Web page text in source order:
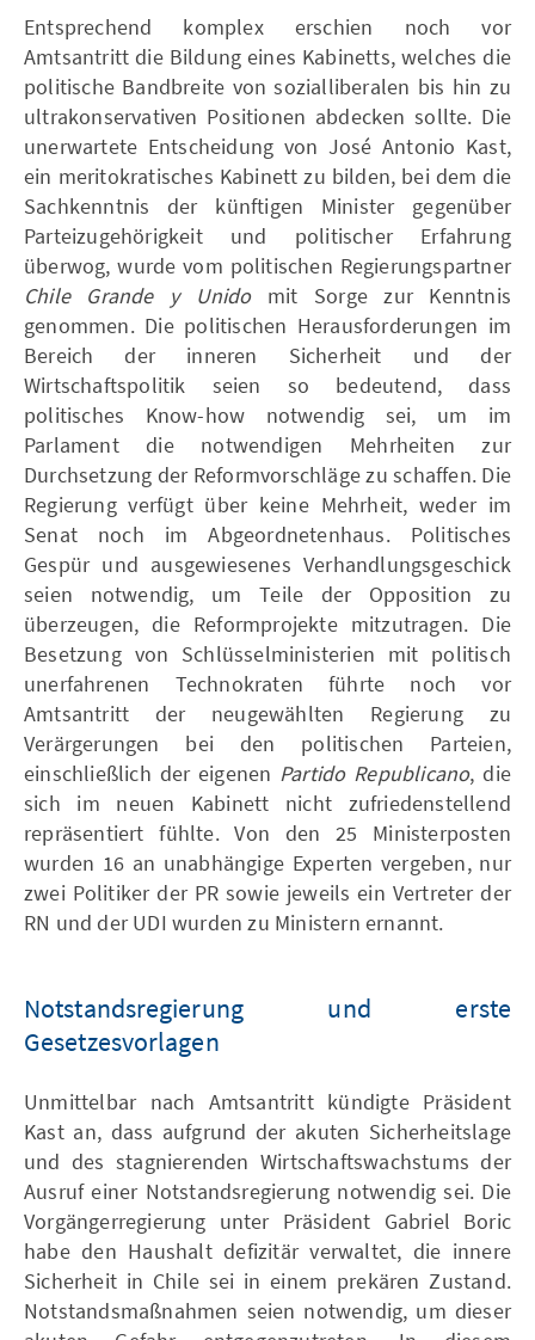
Entsprechend komplex erschien noch vor
Amtsantritt die Bildung eines Kabinetts, welches die
politische Bandbreite von sozialliberalen bis hin zu
ultrakonservativen Positionen abdecken sollte. Die
unerwartete Entscheidung von José Antonio Kast,
ein meritokratisches Kabinett zu bilden, bei dem die
Sachkenntnis der künftigen Minister gegenüber
Parteizugehörigkeit und politischer Erfahrung
überwog, wurde vom politischen Regierungspartner
Chile Grande y Unidomit Sorge zur Kenntnis
genommen. Die politischen Herausforderungen im
Bereich der inneren Sicherheit und der
Wirtschaftspolitik seien so bedeutend, dass
politisches Know-how notwendig sei, um im
Parlament die notwendigen Mehrheiten zur
Durchsetzung der Reformvorschläge zu schaffen. Die
Regierung verfügt über keine Mehrheit, weder im
Senat noch im Abgeordnetenhaus. Politisches
Gespür und ausgewiesenes Verhandlungsgeschick
seien notwendig, um Teile der Opposition zu
überzeugen, die Reformprojekte mitzutragen. Die
Besetzung von Schlüsselministerien mit politisch
unerfahrenen Technokraten führte noch vor
Amtsantritt der neugewählten Regierung zu
Verärgerungen bei den politischen Parteien,
einschließlich der eigenen Partido Republicano, die
sich im neuen Kabinett nicht zufriedenstellend
repräsentiert fühlte. Von den 25 Ministerposten
wurden 16 an unabhängige Experten vergeben, nur
zwei Politiker der PR sowie jeweils ein Vertreter der
RN und der UDI wurden zu Ministern ernannt.
Notstandsregierung und erste
Gesetzesvorlagen
Unmittelbar nach Amtsantritt kündigte Präsident
Kast an, dass aufgrund der akuten Sicherheitslage
und des stagnierenden Wirtschaftswachstums der
Ausruf einer Notstandsregierung notwendig sei. Die
Vorgängerregierung unter Präsident Gabriel Boric
habe den Haushalt defizitär verwaltet, die innere
Sicherheit in Chile sei in einem prekären Zustand.
Notstandsmaßnahmen seien notwendig, um dieser